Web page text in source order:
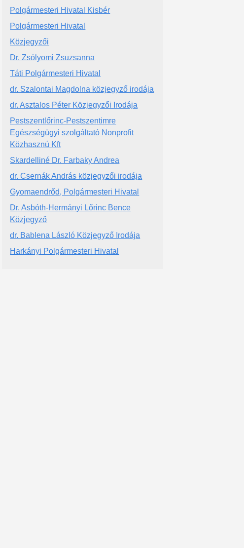
Polgármesteri Hivatal Kisbér
Polgármesteri Hivatal
Közjegyzői
Dr. Zsólyomi Zsuzsanna
Táti Polgármesteri Hivatal
dr. Szalontai Magdolna közjegyző irodája
dr. Asztalos Péter Közjegyzői Irodája
Pestszentlőrinc-Pestszentimre
Egészségügyi szolgáltató Nonprofit
Közhasznú Kft
Skardelliné Dr. Farbaky Andrea
dr. Csernák András közjegyzői irodája
Gyomaendrőd, Polgármesteri Hivatal
Dr. Asbóth-Hermányi Lőrinc Bence
Közjegyző
dr. Bablena László Közjegyző Irodája
Harkányi Polgármesteri Hivatal